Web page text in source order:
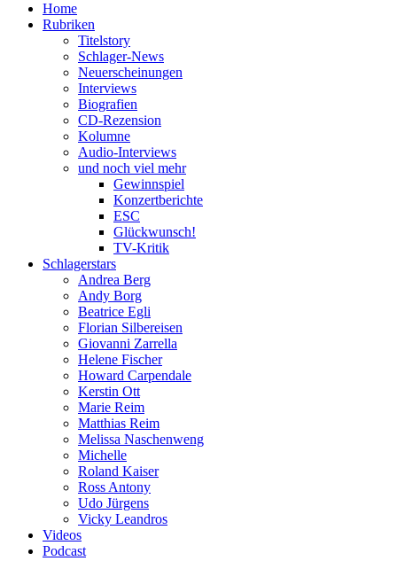
Home
Rubriken
Titelstory
Schlager-News
Neuerscheinungen
Interviews
Biografien
CD-Rezension
Kolumne
Audio-Interviews
und noch viel mehr
Gewinnspiel
Konzertberichte
ESC
Glückwunsch!
TV-Kritik
Schlagerstars
Andrea Berg
Andy Borg
Beatrice Egli
Florian Silbereisen
Giovanni Zarrella
Helene Fischer
Howard Carpendale
Kerstin Ott
Marie Reim
Matthias Reim
Melissa Naschenweng
Michelle
Roland Kaiser
Ross Antony
Udo Jürgens
Vicky Leandros
Videos
Podcast